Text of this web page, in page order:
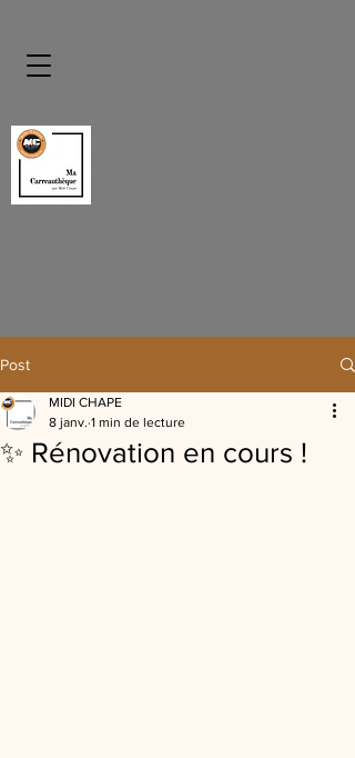
Post
✨ Rénovation en cours !
MIDI CHAPE
8 janv. 1 min de lecture